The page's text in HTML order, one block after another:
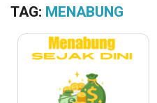
TAG: MENABUNG